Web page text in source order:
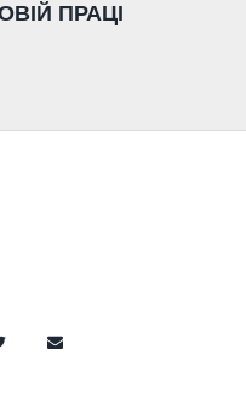
ПРАЦІ